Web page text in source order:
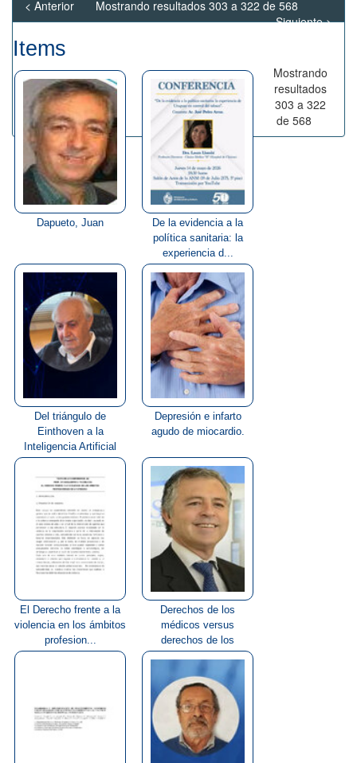
Mostrando resultados 303 a 322 de 568
< Anterior
Siguiente >
Items
Dapueto, Juan
De la evidencia a la
política sanitaria: la
experiencia d...
Del triángulo de
Einthoven a la
Inteligencia Artificial
Depresión e infarto
agudo de miocardio.
El Derecho frente a la
violencia en los ámbitos
profesion...
Derechos de los
médicos versus
derechos de los
pacientes.
Mostrando
resultados
303 a 322
de 568